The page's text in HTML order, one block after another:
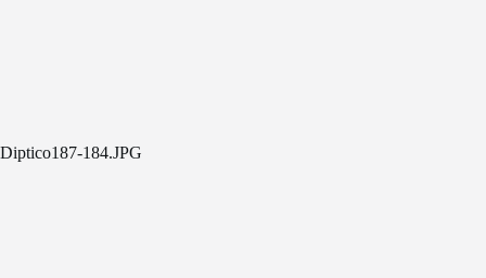
Diptico187-184.JPG